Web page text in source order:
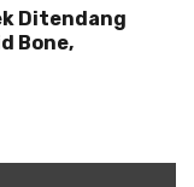
Ditendang
Bone,